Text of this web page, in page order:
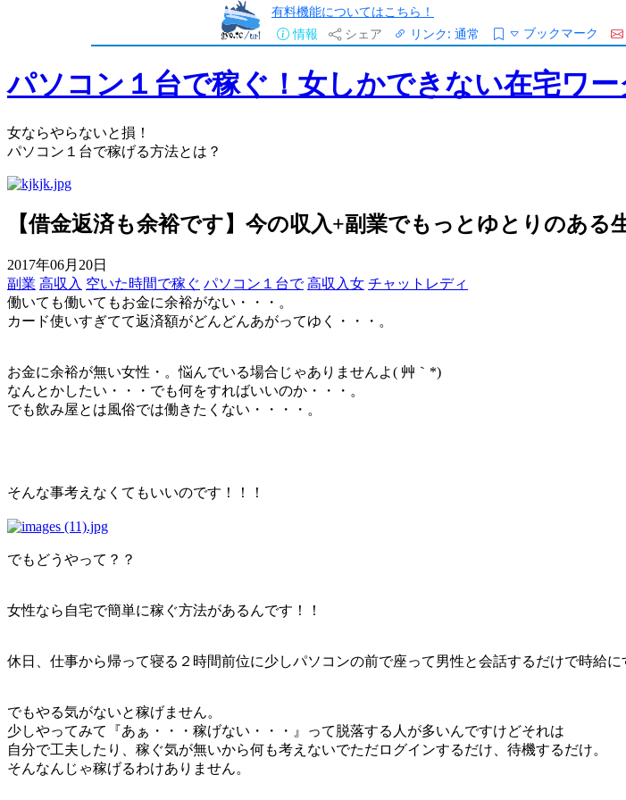
有料機能についてはこちら！
情報
シェア リンク: 通常 ブックマーク